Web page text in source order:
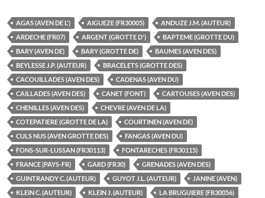
AGAS (AVEN DE L') AIGUEZE (FR30005)
ANDUZE J.M. (AUTEUR)
ARDECHE (FR07)
ARGENT (GROTTE D')
BAPTEME (GROTTE DU)
BARY (AVEN DE)
BARY (GROTTE DE)
BAUMES (AVEN DES)
BEYLESSE J.P. (AUTEUR)
BRACELETS (GROTTE DES)
CACOUILLADES (AVEN DES)
CADENAS (AVEN DU)
CAILLADES (AVEN DES)
CANET (FONT)
CARTOUSES (AVEN DES)
CHENILLES (AVEN DES)
CHEVRE (AVEN DE LA)
COTEPATIERE (GROTTE DE LA)
COURTINEN (AVEN DE)
CULS NUS (AVEN GROTTE DES)
FANGAS (AVEN DU)
FONS-SUR-LUSSAN (FR30113)
FONTARECHES (FR30115)
FRANCE (PAYS-FR)
GARD (FR30)
GRENADES (AVEN DES)
GUINTRANDY C. (AUTEUR)
GUYOT J.L. (AUTEUR)
JANINE (AVEN)
KLEIN C. (AUTEUR)
KLEIN J. (AUTEUR)
LA BRUGUIERE (FR30056)